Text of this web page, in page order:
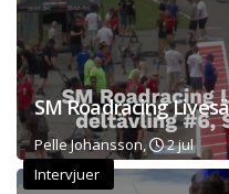
SM Roadracing
Pelle Johansson,
2 jul
Intervjuer